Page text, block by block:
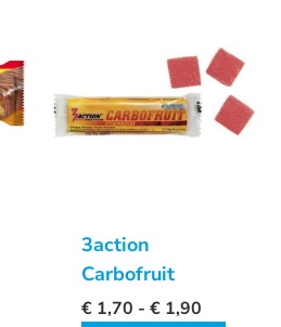
3action
Carbofruit
€ 1,70 - € 1,90